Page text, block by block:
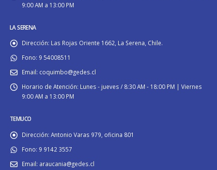
9:00 AM a 13:00 PM
LA SERENA
Dirección: Las Rojas Oriente 1662, La Serena, Chile.
Fono: 9 54008511
Email: coquimbo@gedes.cl
Horario de Atención: Lunes - jueves / 8:30 AM - 18:00 PM | Viernes
9:00 AM a 13:00 PM
TEMUCO
Dirección: Antonio Varas 979, oficina 801
Fono: 9 9142 3557
Email: araucania@gedes.cl